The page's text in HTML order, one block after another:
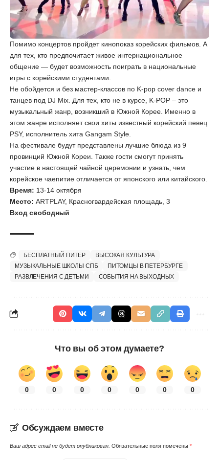
Помимо концертов пройдет кинопоказ корейских фильмов. А
для тех, кто предпочитает живое интернациональное
общение — будет возможность поиграть в национальные
игры с корейскими студентами.
Не обойдется и без мастер-классов по K-pop cover dance и
танцев под DJ Mix. Для тех, кто не в курсе, K-POP – это
музыкальный жанр, возникший в Южной Корее. Именно в
этом жанре исполняет свои хиты известный корейский певец
PSY, исполнитель хита Gangam Style.
На фестивале будут представлены лучшие блюда из 9
провинций Южной Кореи. Также гости смогут принять
участие в настоящей чайной церемонии и узнать, чем
корейское чаепитие отличается от японского или китайского.
Время: 13-14 октября
Место: ARTPLAY, Красногвардейская площадь, 3
Вход свободный
БЕСПЛАТНЫЙ ПИТЕР
ВЫСОКАЯ КУЛЬТУРА
МУЗЫКАЛЬНЫЕ ШКОЛЫ СПБ
ПИТОМЦЫ В ПЕТЕРБУРГЕ
РАЗВЛЕЧЕНИЯ С ДЕТЬМИ
СОБЫТИЯ НА ВЫХОДНЫХ
Что вы об этом думаете?
0 0 0 0 0 0 0
Обсуждаем вместе
Ваш адрес email не будет опубликован. Обязательные поля помечены *